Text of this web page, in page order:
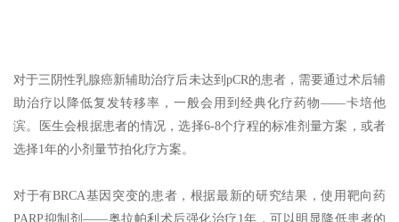
对于三阴性乳腺癌新辅助治疗后未达到pCR的患者，需要通过术后辅
助治疗以降低复发转移率，一般会用到经典化疗药物——卡培他
滨。医生会根据患者的情况，选择6-8个疗程的标准剂量方案，或者
选择1年的小剂量节拍化疗方案。
对于有BRCA基因突变的患者，根据最新的研究结果，使用靶向药
PARP抑制剂——奥拉帕利术后强化治疗1年，可以明显降低患者的